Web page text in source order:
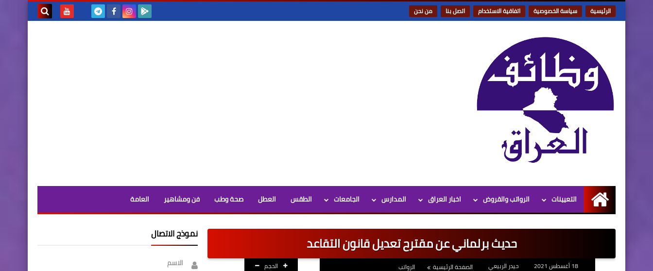
الرئيسية سياسة الخصوصية اتفاقية الاستخدام اتصل بنا من نحن
الرئيسية
التعيينات الرواتب والقروض اخبار العراق المدارس الجامعات الطقس العطل صحة وطب فن ومشاهير العامة
حديث برلماني عن مقترح تعديل قانون التقاعد
حيدر الربيعي الصفحة الرئيسية الرواتب الحجم
نموذج الاتصال
الاسم